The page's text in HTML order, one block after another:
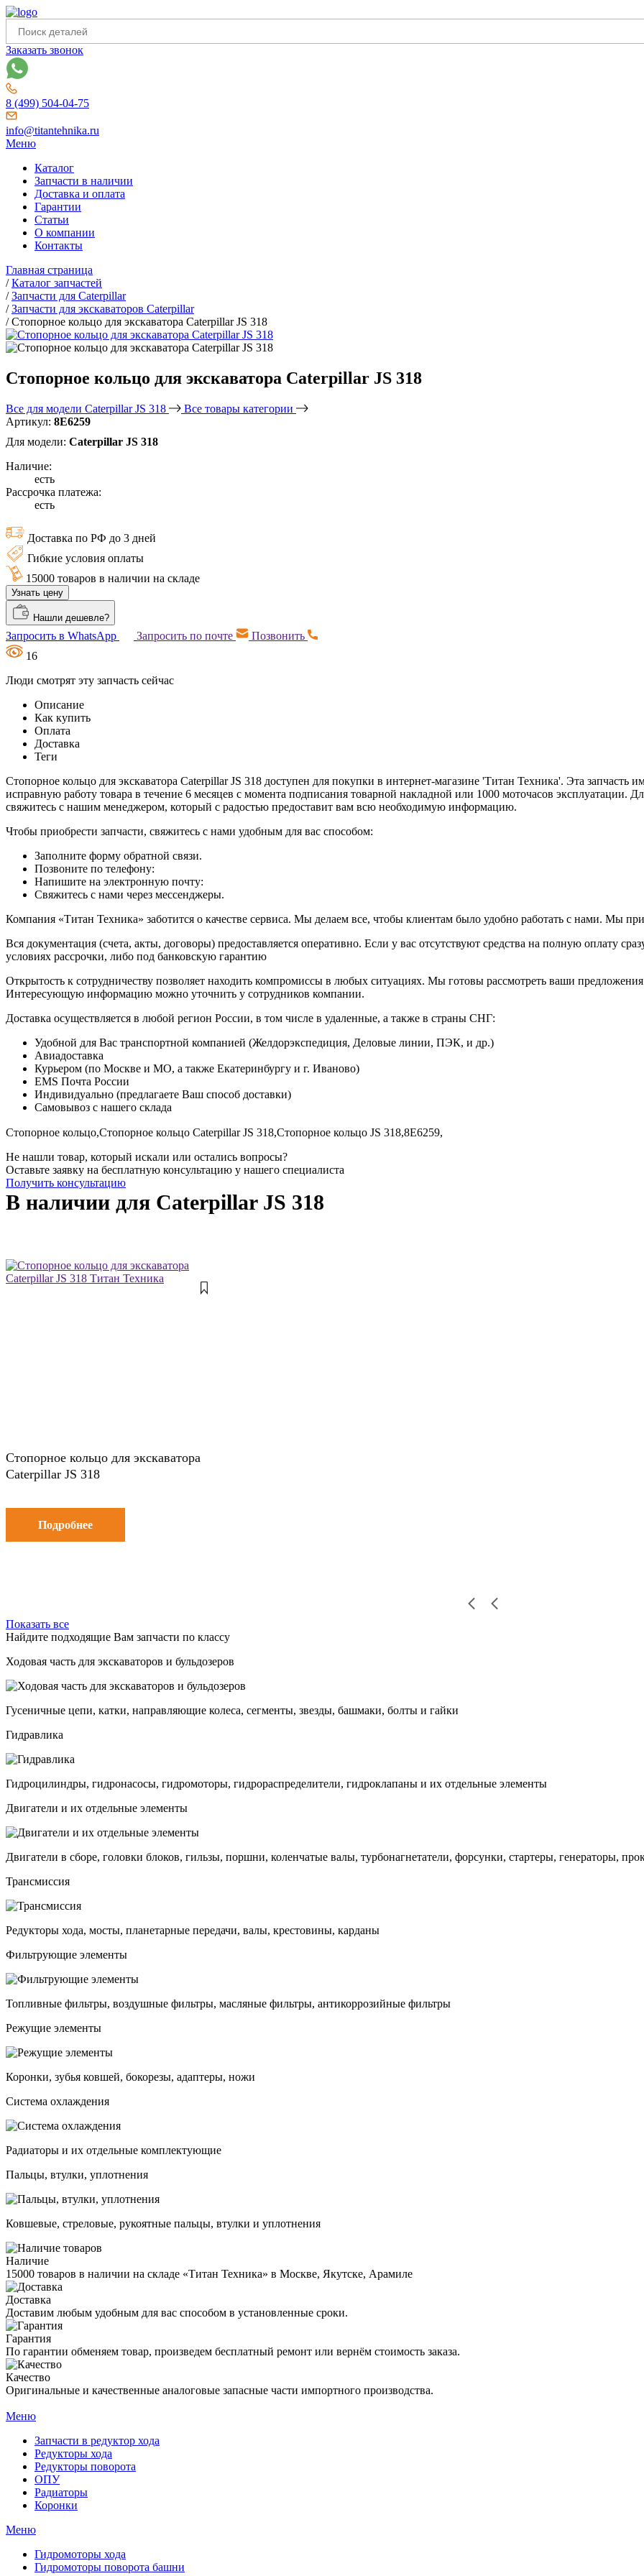
Заказать звонок
8 (499) 504-04-75
info@titantehnika.ru
Меню
Каталог
Запчасти в наличии
Доставка и оплата
Гарантии
Статьи
О компании
Контакты
Главная страница
/Каталог запчастей
/Запчасти для Caterpillar
/Запчасти для экскаваторов Caterpillar
/Стопорное кольцо для экскаватора Caterpillar JS 318
Стопорное кольцо для экскаватора Caterpillar JS 318
Все для модели Caterpillar JS 318
Все товары категории
Артикул: 8E6259
Для модели: Caterpillar JS 318
Наличие:
есть
Рассрочка платежа:
есть
Доставка по РФ до 3 дней
Гибкие условия оплаты
15000 товаров в наличии на складе
Узнать цену
Нашли дешевле?
Запросить в WhatsApp Запросить по почте
Позвонить
16
Люди смотрят эту запчасть сейчас
Описание
Как купить
Оплата
Доставка
Теги
Стопорное кольцо для экскаватора Caterpillar JS 318 доступен для покупки в интернет-магазине 'Титан Техника'. Эта запчасть
исправную работу товара в течение 6 месяцев с момента подписания товарной накладной или 1000 моточасов эксплуатации.
свяжитесь с нашим менеджером, который с радостью предоставит вам всю необходимую информацию.
Чтобы приобрести запчасти, свяжитесь с нами удобным для вас способом:
Заполните форму обратной связи.
Позвоните по телефону:
Напишите на электронную почту:
Свяжитесь с нами через мессенджеры.
Компания «Титан Техника» заботится о качестве сервиса. Мы делаем все, чтобы клиентам было удобно работать с нами. Мы
Вся документация (счета, акты, договоры) предоставляется оперативно. Если у вас отсутствуют средства на полную оплату
условиях рассрочки, либо под банковскую гарантию
Открытость к сотрудничеству позволяет находить компромиссы в любых ситуациях. Мы готовы рассмотреть ваши
Интересующую информацию можно уточнить у сотрудников компании.
Доставка осуществляется в любой регион России, в том числе в удаленные, а также в страны СНГ:
Удобной для Вас транспортной компанией (Желдорэкспедиция, Деловые линии, ПЭК, и др.)
Авиадоставка
Курьером (по Москве и МО, а также Екатеринбургу и г. Иваново)
EMS Почта России
Индивидуально (предлагаете Ваш способ доставки)
Самовывоз с нашего склада
Стопорное кольцо,Стопорное кольцо Caterpillar JS 318,Стопорное кольцо JS 318,8E6259,
Не нашли товар, который искали или остались вопросы?
Оставьте заявку на бесплатную консультацию у нашего специалиста
Получить консультацию
В наличии для Caterpillar JS 318
Стопорное кольцо для экскаватора
Caterpillar JS 318
Подробнее
Показать все
Найдите подходящие Вам запчасти по классу
Ходовая часть для экскаваторов и бульдозеров
Гусеничные цепи, катки, направляющие колеса, сегменты, звезды, башмаки, болты и гайки
Гидравлика
Гидроцилиндры, гидронасосы, гидромоторы, гидрораспределители, гидроклапаны и их отдельные элементы
Двигатели и их отдельные элементы
Двигатели в сборе, головки блоков, гильзы, поршни, коленчатые валы, турбонагнетатели, форсунки, стартеры, генераторы,
Трансмиссия
Редукторы хода, мосты, планетарные передачи, валы, крестовины, карданы
Фильтрующие элементы
Топливные фильтры, воздушные фильтры, масляные фильтры, антикоррозийные фильтры
Режущие элементы
Коронки, зубья ковшей, бокорезы, адаптеры, ножи
Система охлаждения
Радиаторы и их отдельные комплектующие
Пальцы, втулки, уплотнения
Ковшевые, стреловые, рукоятные пальцы, втулки и уплотнения
Наличие
15000 товаров в наличии на складе «Титан Техника» в Москве, Якутске, Арамиле
Доставка
Доставим любым удобным для вас способом в установленные сроки.
Гарантия
По гарантии обменяем товар, произведем бесплатный ремонт или вернём стоимость заказа.
Качество
Оригинальные и качественные аналоговые запасные части импортного производства.
Меню
Запчасти в редуктор хода
Редукторы хода
Редукторы поворота
ОПУ
Радиаторы
Коронки
Меню
Гидромоторы хода
Гидромоторы поворота башни